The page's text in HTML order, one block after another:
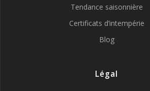
Tendance saisonnière
Certificats d’intempérie
Blog
Légal